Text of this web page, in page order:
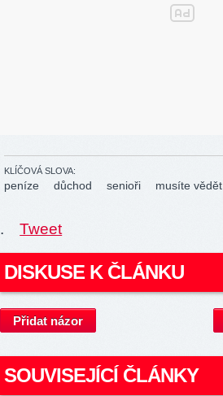
KLÍČOVÁ SLOVA:
peníze důchod senioři musíte vědět
. Tweet
DISKUSE K ČLÁNKU
Přidat názor
SOUVISEJÍCÍ ČLÁNKY